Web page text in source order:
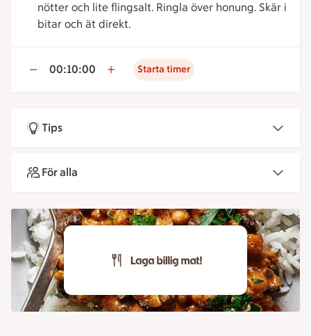
nötter och lite flingsalt. Ringla över honung. Skär i
bitar och ät direkt.
00:10:00 Starta timer
Tips
För alla